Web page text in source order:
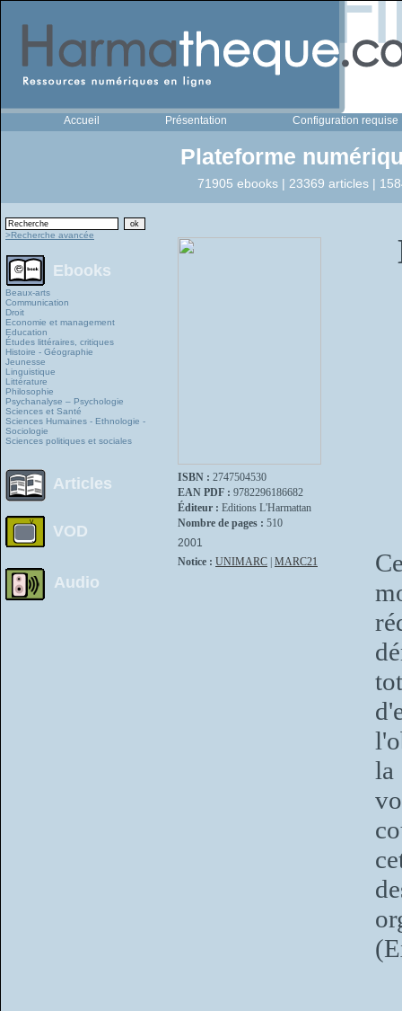
Accueil Présentation Configuration requise
Plateforme
71905 ebooks | 23369 articles |
>Recherche avancée
Ebooks
Beaux-arts
Communication
Droit
Economie et management
Education
Études littéraires, critiques
Histoire - Géographie
Jeunesse
Linguistique
Littérature
Philosophie
Psychanalyse – Psychologie
Sciences et Santé
Sciences Humaines - Ethnologie -
Sociologie
Sciences politiques et sociales
Articles
VOD
Audio
ISBN : 2747504530
EAN PDF : 9782296186682
Éditeur : Editions L'Harmattan
Nombre de pages : 510
2001
Notice : UNIMARC MARC21